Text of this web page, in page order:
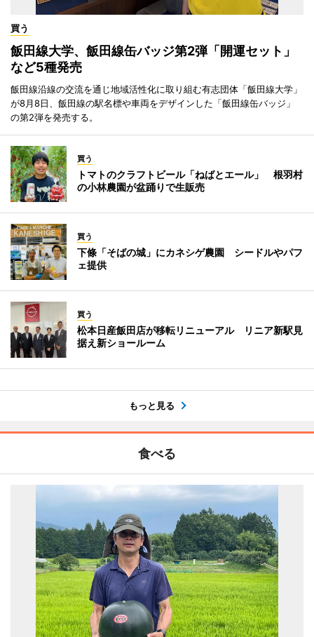
買う
飯田線大学、飯田線缶バッジ第2弾「開運セット」
など5種発売
飯田線沿線の交流を通じ地域活性化に取り組む有志団体「飯田線大学」
が8月8日、飯田線の駅名標や車両をデザインした「飯田線缶バッジ」
の第2弾を発売する。
買う
トマトのクラフトビール「ねばとエール」 根羽村
の小林農園が盆踊りで生販売
買う
下條「そばの城」にカネシゲ農園 シードルやパフ
ェ提供
買う
松本日産飯田店が移転リニューアル リニア新駅見
据え新ショールーム
もっと見る
食べる